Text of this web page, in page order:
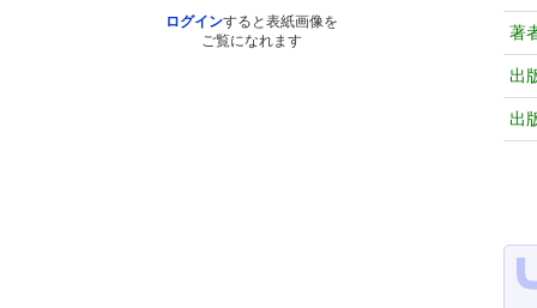
ログインすると表紙画像を
ご覧になれます
著
出
出